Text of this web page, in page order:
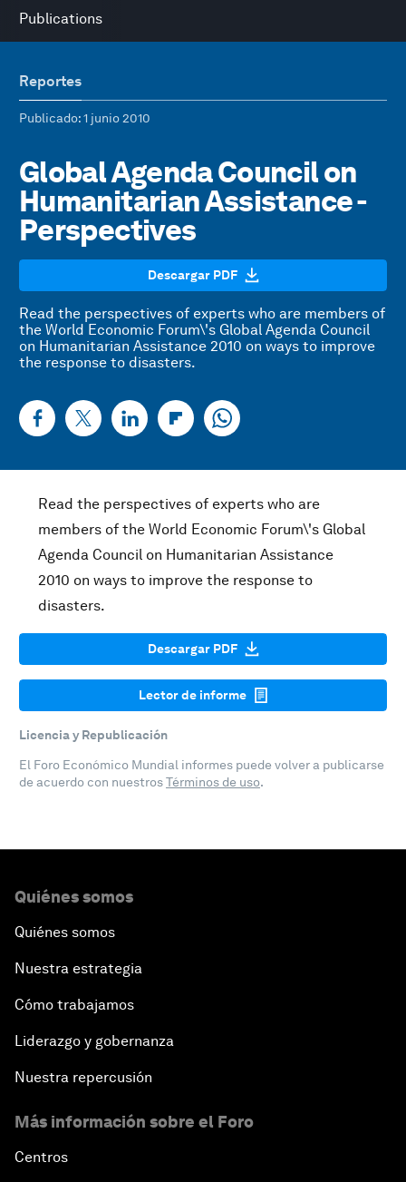
Publications
Reportes
Publicado: 1 junio 2010
Global Agenda Council on
Humanitarian Assistance -
Perspectives
Descargar PDF
Read the perspectives of experts who are members of
the World Economic Forum\'s Global Agenda Council
on Humanitarian Assistance 2010 on ways to improve
the response to disasters.
Read the perspectives of experts who are
members of the World Economic Forum\'s Global
Agenda Council on Humanitarian Assistance
2010 on ways to improve the response to
disasters.
Descargar PDF
Lector de informe
Licencia y Republicación
El Foro Económico Mundial informes puede volver a publicarse
de acuerdo con nuestrosTérminos de uso.
Quiénes somos
Quiénes somos
Nuestra estrategia
Cómo trabajamos
Liderazgo y gobernanza
Nuestra repercusión
Más información sobre el Foro
Centros